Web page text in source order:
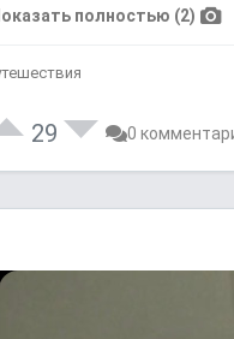
полностью (2)
29 0